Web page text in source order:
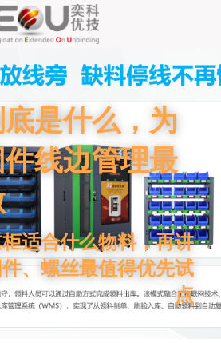
品
智能化管理
储
决方案
是什么，为
线边管理最
适合什么物料，再讲
、螺丝最值得优先试
点